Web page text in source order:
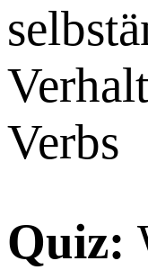
Verbs
Quiz: